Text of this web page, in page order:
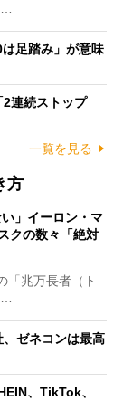
…
は足踏み」が意味
2連続ストップ
一覧を見る
方
」イーロン・マ
クの数々「絶対
「兆万長者（ト
…
、ゼネコンは最高
、TikTok、